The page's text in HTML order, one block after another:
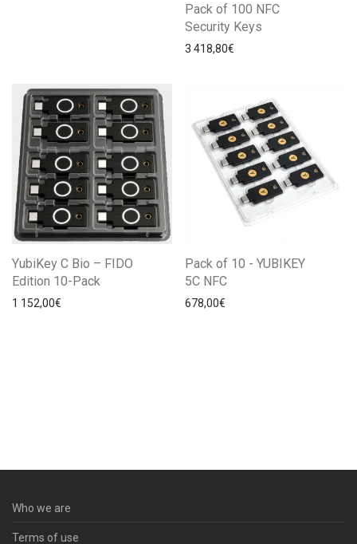
Pack of 100 NFC
Security Keys
3 418,80€
YubiKey C Bio – FIDO
Edition 10-Pack
1 152,00€
Pack of 10 - YUBIKEY
5C NFC
678,00€
Who we are
Terms of use